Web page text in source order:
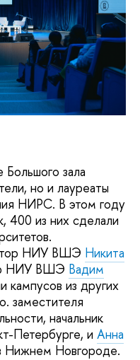
зала
но и лауреаты
НИРС. В этом году
400 из них сделали
НИУ ВШЭ Никита
НИУ ВШЭ Вадим
кампусов из других
заместителя
начальник
Петербурге, и Анна
Нижнем Новгороде.